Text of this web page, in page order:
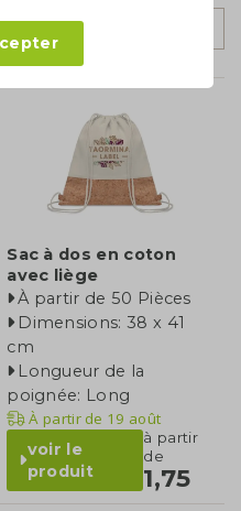
Sac à dos en coton
avec liège
À partir de 50 Pièces
Dimensions: 38 x 41
cm
Longueur de la
poignée: Long
À partir de 19 août
voir le
produit
à partir
de
1,75